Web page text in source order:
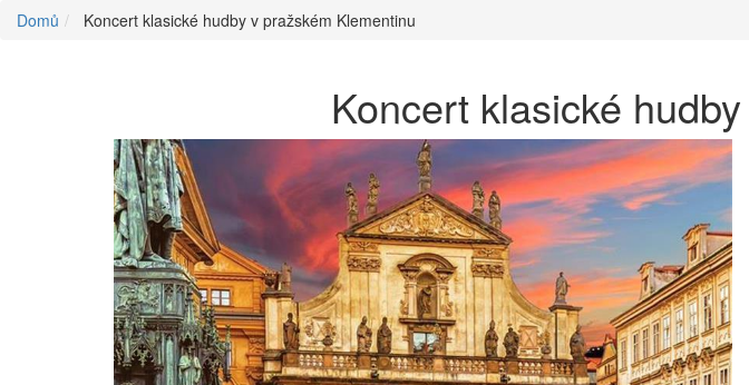
Domů Koncert klasické hudby v pražském Klementinu
Koncert klasické